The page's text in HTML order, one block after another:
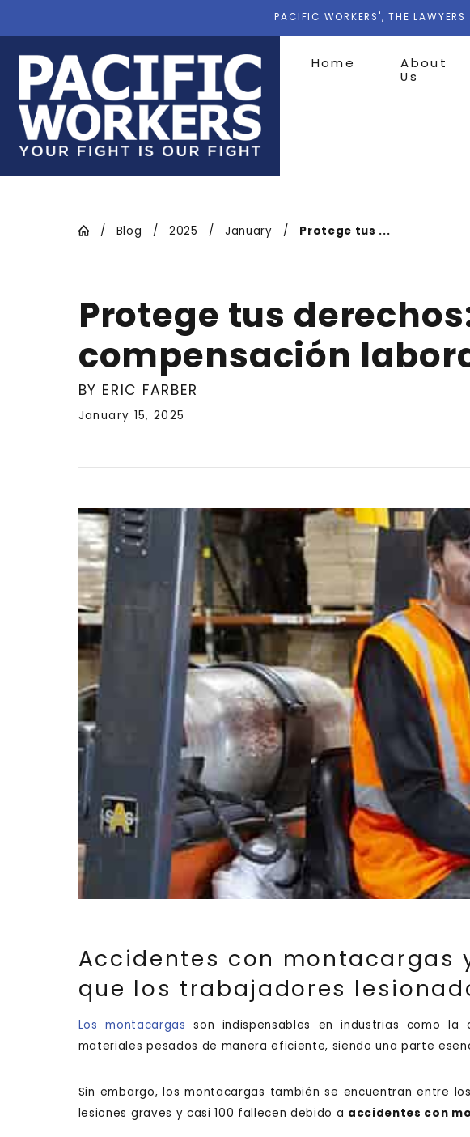
PACIFIC WORKERS', THE
Home
About
Us
Blog 2025 January Protege tus ...
Protege tus
compensación
BY ERIC FARBER
January 15, 2025
Accidentes con montacargas
que los trabajadores
Los montacargas son indispensables en industrias como la
materiales pesados de manera eficiente, siendo una parte
Sin embargo, los montacargas también se encuentran entre
lesiones graves y casi 100 fallecen debido a accidentes con